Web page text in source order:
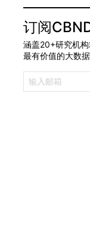
订阅
涵盖20+研究机
最有价值的大数据